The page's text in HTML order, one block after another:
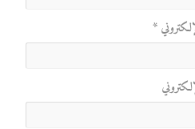
*